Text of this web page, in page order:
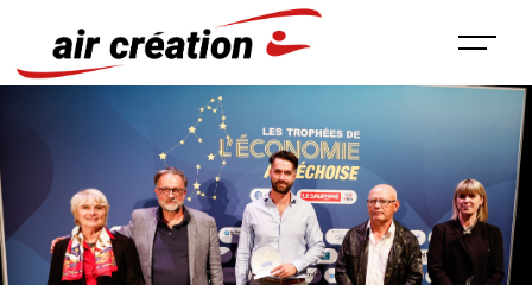
Panneau de gestion des cookies